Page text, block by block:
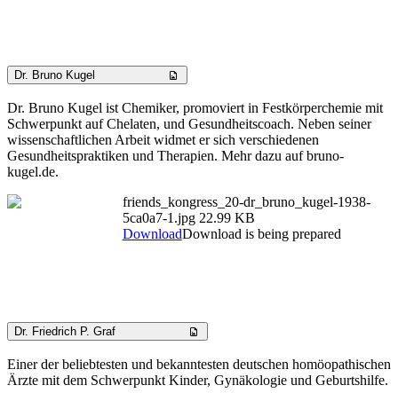
Dr. Bruno Kugel
Dr. Bruno Kugel ist Chemiker, promoviert in Festkörperchemie mit
Schwerpunkt auf Chelaten, und Gesundheitscoach. Neben seiner
wissenschaftlichen Arbeit widmet er sich verschiedenen
Gesundheitspraktiken und Therapien. Mehr dazu auf bruno-
kugel.de.
friends_kongress_20-dr_bruno_kugel-1938-
5ca0a7-1.jpg 22.99 KB
DownloadDownload is being prepared
Dr. Friedrich P. Graf
Einer der beliebtesten und bekanntesten deutschen homöopathischen
Ärzte mit dem Schwerpunkt Kinder, Gynäkologie und Geburtshilfe.